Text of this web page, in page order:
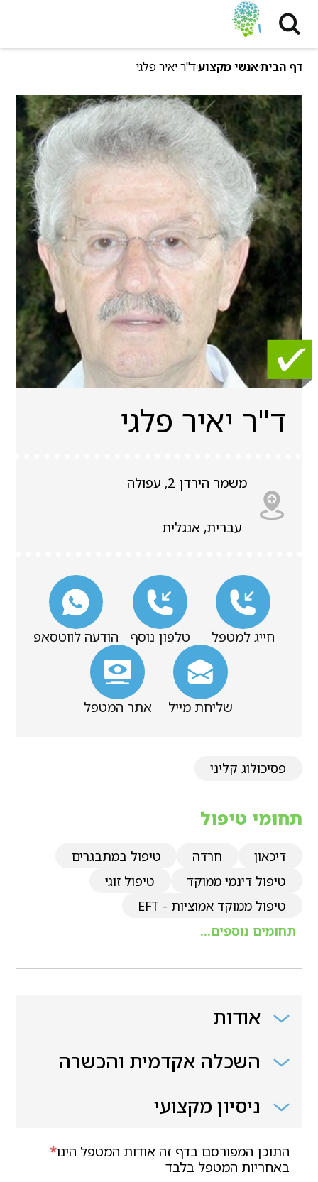
דף הביתאנשי מקצועד"ר יאיר פלגי
ד"ר יאיר פלגי
משמר הירדן 2, עפולה
עברית, אנגלית
חייג למטפל טלפון נוסף הודעה לווטסאפ
שליחת מייל אתר המטפל
פסיכולוג קליני
תחומי טיפול
דיכאון חרדה
טיפול במתבגרים
טיפול דינמי ממוקד
טיפול זוגי
טיפול ממוקד אמוציות - EFT
תחומים נוספים...
אודות
השכלה אקדמית והכשרה
ניסיון מקצועי
*התוכן המפורסם בדף זה אודות המטפל הינו
באחריות המטפל בלבד